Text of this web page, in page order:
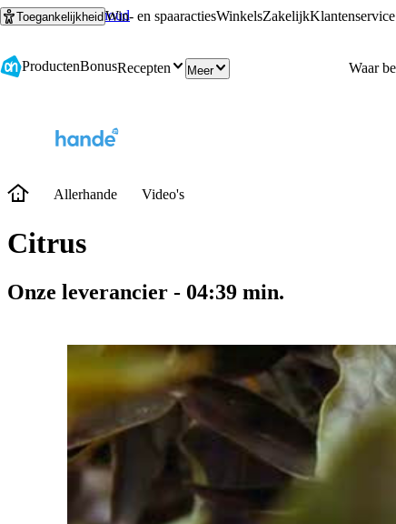
Ga naar hoofdinhoud
Ga naar zoeken
ToegankelijkheidWin- en spaaractiesWinkelsZakelijkKlantenservice
ProductenBonusRecepten Meer
Allerhande Video's
Citrus
Onze leverancier - 04:39 min.